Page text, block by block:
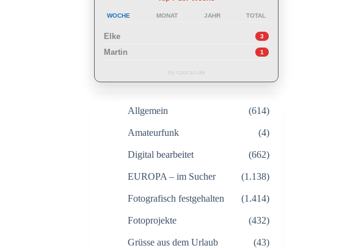
WOCHE MONAT JAHR TOTAL
Elke 3
Martin 1
by czoczo.de
Allgemein (614)
Amateurfunk (4)
Digital bearbeitet (662)
EUROPA – im Sucher (1.138)
Fotografisch festgehalten (1.414)
Fotoprojekte (432)
Grüsse aus dem Urlaub (43)